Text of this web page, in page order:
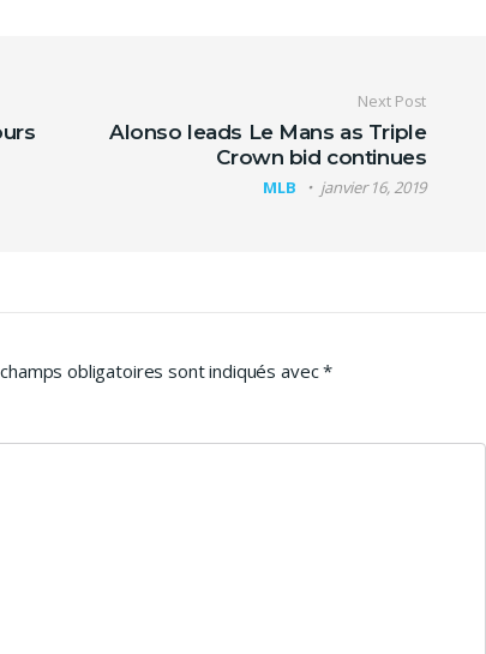
Next Post
Alonso leads Le Mans as Triple
Crown bid continues
MLB janvier 16, 2019
obligatoires sont indiqués avec*